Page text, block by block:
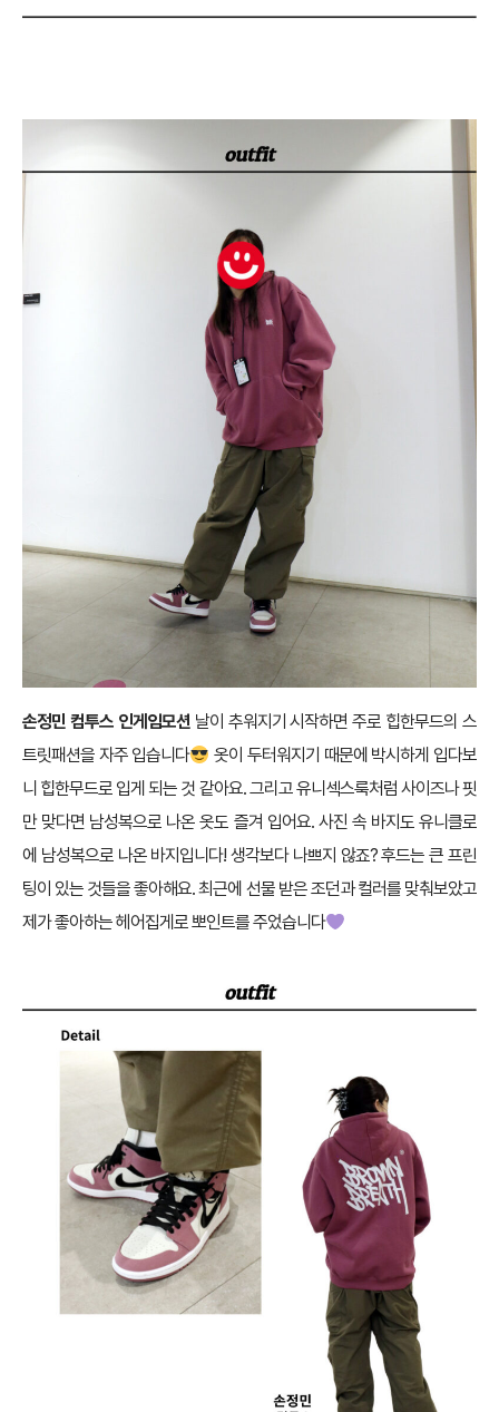
손정민 컴투스 인게임모션날이 추워지기 시작하면 주로 힙한무드의 스
트릿패션을 자주 입습니다
옷이 두터워지기 때문에 박시하게 입다보
니 힙한무드로 입게 되는 것 같아요. 그리고 유니섹스룩처럼 사이즈나 핏
만 맞다면 남성복으로 나온 옷도 즐겨 입어요. 사진 속 바지도 유니클로
에 남성복으로 나온 바지입니다! 생각보다 나쁘지 않죠? 후드는 큰 프린
팅이 있는 것들을 좋아해요. 최근에 선물 받은 조던과 컬러를 맞춰보았고
제가 좋아하는 헤어집게로 뽀인트를 주었습니다